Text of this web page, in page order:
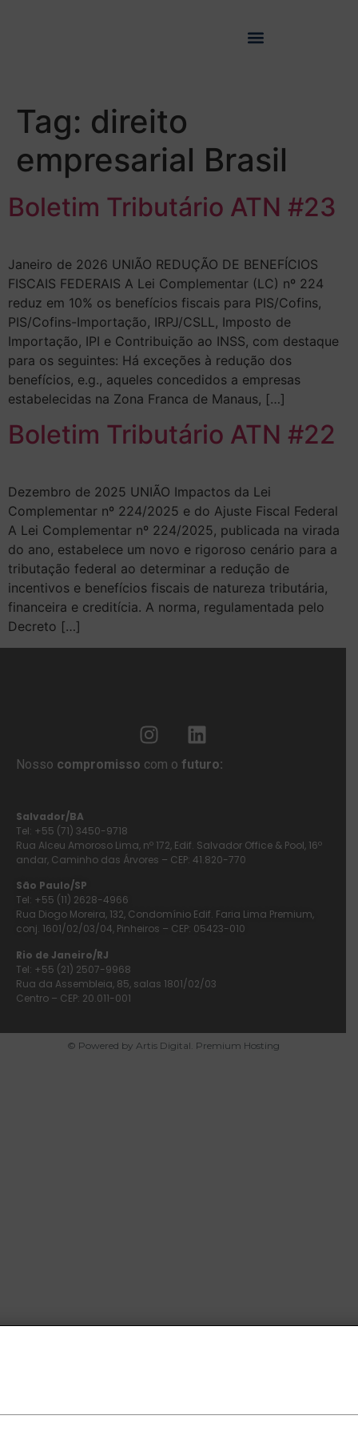
Tag: direito
empresarial Brasil
Boletim Tributário ATN #23
Janeiro de 2026 UNIÃO REDUÇÃO DE BENEFÍCIOS
FISCAIS FEDERAIS A Lei Complementar (LC) nº 224
reduz em 10% os benefícios fiscais para PIS/Cofins,
PIS/Cofins-Importação, IRPJ/CSLL, Imposto de
Importação, IPI e Contribuição ao INSS, com destaque
para os seguintes: Há exceções à redução dos
benefícios, e.g., aqueles concedidos a empresas
estabelecidas na Zona Franca de Manaus, […]
Boletim Tributário ATN #22
Dezembro de 2025 UNIÃO Impactos da Lei
Complementar nº 224/2025 e do Ajuste Fiscal Federal
A Lei Complementar nº 224/2025, publicada na virada
do ano, estabelece um novo e rigoroso cenário para a
tributação federal ao determinar a redução de
incentivos e benefícios fiscais de natureza tributária,
financeira e creditícia. A norma, regulamentada pelo
Decreto […]
Nosso compromisso com o futuro:
Salvador/BA
Tel: +55 (71) 3450-9718
Rua Alceu Amoroso Lima, nº 172, Edif. Salvador Office & Pool, 16º
andar, Caminho das Árvores – CEP: 41.820-770
São Paulo/SP
Tel: +55 (11) 2628-4966
Rua Diogo Moreira, 132, Condomínio Edif. Faria Lima Premium,
conj. 1601/02/03/04, Pinheiros – CEP: 05423-010
Rio de Janeiro/RJ
Tel: +55 (21) 2507-9968
Rua da Assembleia, 85, salas 1801/02/03
Centro – CEP: 20.011-001
© Powered by Artis Digital. Premium Hosting